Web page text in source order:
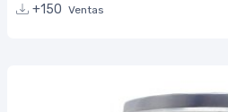
+150 Ventas